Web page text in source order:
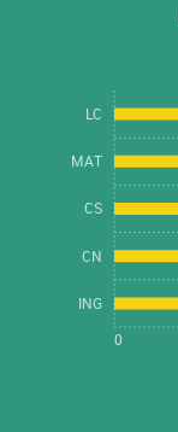
ING
CN
CS
MAT
LC
0